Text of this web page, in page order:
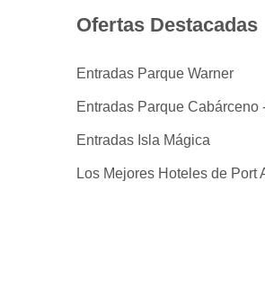
Ofertas Destacadas
Entradas Parque Warner
Entradas Parque Cabárceno
Entradas Isla Mágica
Los Mejores Hoteles de Port